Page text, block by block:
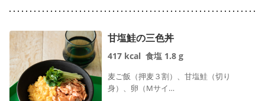
混ぜるだけ
煮るだけ 電子レンジだけ
甘塩鮭の三色丼
417 kcal 食塩 1.8 g
麦ご飯（押麦３割）、甘塩鮭（切り
身）、卵（Mサイ…